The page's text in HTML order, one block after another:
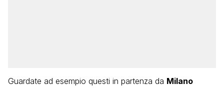
Guardate ad esempio questi in partenza da Milano